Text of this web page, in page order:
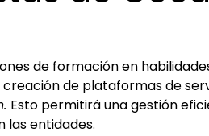
de formación en
de plataformas de
Esto permitirá una gestión
las entidades.